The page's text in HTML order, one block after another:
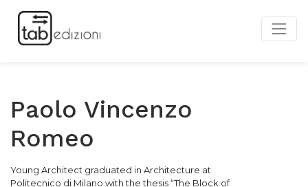
Paolo Vincenzo
Romeo
Young Architect graduated in Architecture at
Politecnico di Milano with the thesis “The Block of